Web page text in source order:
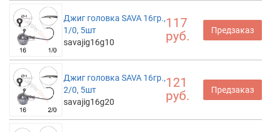
Джиг головка SAVA 16гр.,
1/0, 5шт
savajig16g10
117
руб.
Предзаказ
Джиг головка SAVA 16гр.,
2/0, 5шт
savajig16g20
121
руб.
Предзаказ